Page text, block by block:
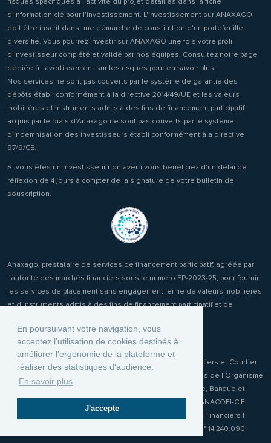
En poursuivant votre navigation, vous
acceptez l’utilisation de cookies destinés à
améliorer l'ergonomie de la plateforme et
réaliser des statistiques d'audience.
En savoir plus
J'accepte
d'information clé pour l'investissement. L'investissement sur ANAXAGO
doit être inscrit dans une démarche de constitution d'un portefeuille
diversifié. Vous pourrez investir sur ANAXAGO une fois votre profil
d'investisseur complété et validé par nos équipes. Consultez notre page
dédiée à l'avertissement sur les risques pour en savoir plus.
Nos services ne sont pas couverts par le système de garantie des
dépôts établi conformément à la directive 2014/49/UE et les valeurs
mobilières et instruments admis à des fins de financement participatif
acquis par le biais d’Anaxago ne sont pas couverts par le système
d’indemnisation des investisseurs établi conformément à a directive
97/9/CE.
Si vous êtes un investisseur non averti vous bénéficiez d’un délai de
réflexion de 4 jours à compter de la signature de votre bulletin de
souscription.
Anaxago, prestataire de services de financement participatif, agréée par
l’autorité des marchés financiers sous le numéro FP-2023-25, pour fournir
les services de placement sans engagement ferme de valeurs mobilières
et d'instruments admis à des fins de financement participatif et de
Anaxago Patrimony, conseiller en Investissements Financiers et Courtier
d'Assurance ou de réassurance (COA) immatriculée auprès de l’Organisme
pour le Registre unique des Intermédiaires en Assurance, Banque et
Finance (ORIAS) sous le numéro 19001970. Membre de l'ANACOFI-CIF
n°E009115 association agréée par l'Autorité des Marchés Financiers |
Responsabilité Civile Professionnelle MMA IARD Police n°114.240.090